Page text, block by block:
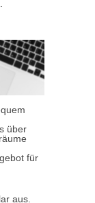
über
für
aus.